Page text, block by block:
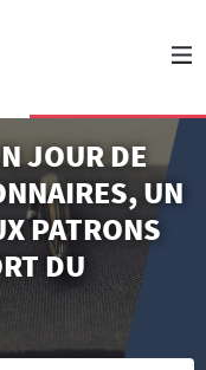
JOUR DE
UN
PATRONS
DU